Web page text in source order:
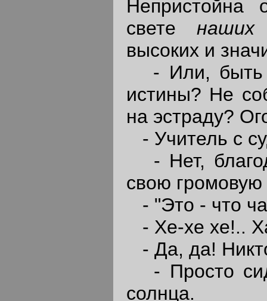
Непристойна
свете
высоких и
- Или, быть
истины? Не
на эстраду?
- Учитель с
- Нет,
свою громовую
- "Это - что
- Хе-хе хе!..
- Да, да!
- Просто
солнца.